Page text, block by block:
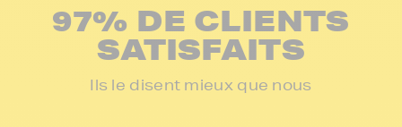
97% DE CLIENTS
SATISFAITS
Ils le disent mieux que nous